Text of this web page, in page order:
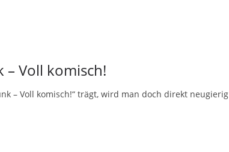
– Voll komisch!
– Voll komisch!“ trägt, wird man doch direkt